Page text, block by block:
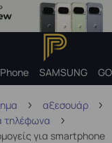
SAMSUNG
αξεσουάρ
τηλέφωνα
για smartphone